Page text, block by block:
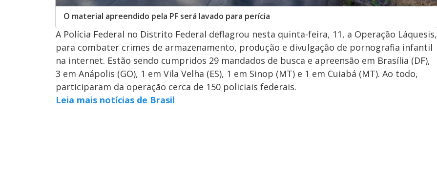
O material apreendido pela PF será lavado para perícia
A Polícia Federal no Distrito Federal deflagrou nesta quinta-feira, 11, a Operação Láquesis,
para combater crimes de armazenamento, produção e divulgação de pornografia infantil
na internet. Estão sendo cumpridos 29 mandados de busca e apreensão em Brasília (DF),
3 em Anápolis (GO), 1 em Vila Velha (ES), 1 em Sinop (MT) e 1 em Cuiabá (MT). Ao todo,
participaram da operação cerca de 150 policiais federais.
Leia mais notícias de Brasil